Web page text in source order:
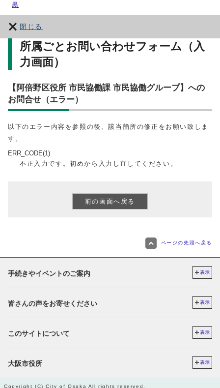
黒
閉じる
所属ごとお問い合わせフォーム（入
力画面）
【阿倍野区役所 市民協働課 市民協働グループ】への
お問合せ（エラー）
以下のエラー内容を参照の後、該当箇所の修正をお願い致しま
す。
ERR_CODE(1)
不正入力です。初めから入力し直してください。
ページの先頭へ戻る
手続きやイベントのご案内 表示
皆さんの声をお寄せください 表示
このサイトについて 表示
大阪市役所 表示
Copyright (C) City of Osaka All rights reserved.